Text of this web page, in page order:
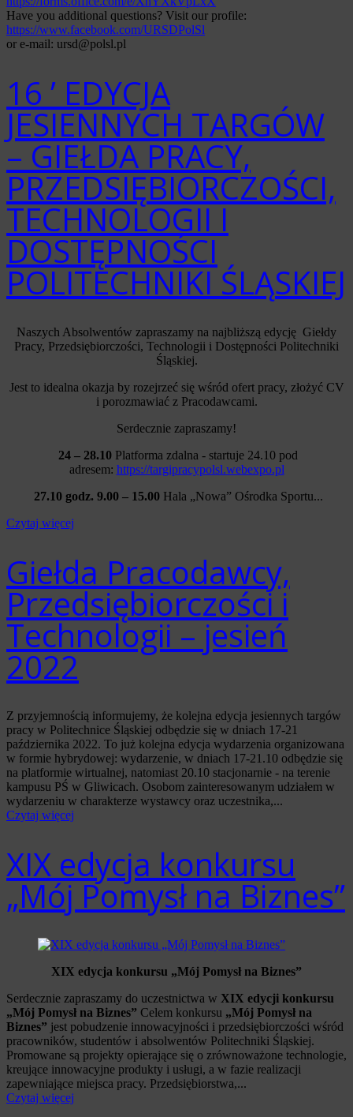
Have you additional questions? Visit our profile:
https://www.facebook.com/URSDPolSl
or e-mail: ursd@polsl.pl
16 ’ EDYCJA
JESIENNYCH TARGÓW
– GIEŁDA PRACY,
PRZEDSIĘBIORCZOŚCI,
TECHNOLOGII I
DOSTĘPNOŚCI
POLITECHNIKI ŚLĄSKIEJ
Naszych Absolwentów zapraszamy na najbliższą edycję Giełdy
Pracy, Przedsiębiorczości, Technologii i Dostępności Politechniki
Śląskiej.
Jest to idealna okazja by rozejrzeć się wśród ofert pracy, złożyć CV
i porozmawiać z Pracodawcami.
Serdecznie zapraszamy!
24 – 28.10 Platforma zdalna - startuje 24.10 pod
adresem: https://targipracypolsl.webexpo.pl
27.10 godz. 9.00 – 15.00 Hala „Nowa” Ośrodka Sportu...
Czytaj więcej
Giełda Pracodawcy,
Przedsiębiorczości i
Technologii – jesień
2022
Z przyjemnością informujemy, że kolejna edycja jesiennych targów
pracy w Politechnice Śląskiej odbędzie się w dniach 17-21
października 2022. To już kolejna edycja wydarzenia organizowana
w formie hybrydowej: wydarzenie, w dniach 17-21.10 odbędzie się
na platformie wirtualnej, natomiast 20.10 stacjonarnie - na terenie
kampusu PŚ w Gliwicach. Osobom zainteresowanym udziałem w
wydarzeniu w charakterze wystawcy oraz uczestnika,...
Czytaj więcej
XIX edycja konkursu
„Mój Pomysł na Biznes”
XIX edycja konkursu „Mój Pomysł na Biznes”
Serdecznie zapraszamy do uczestnictwa w XIX edycji konkursu
„Mój Pomysł na Biznes” Celem konkursu „Mój Pomysł na
Biznes” jest pobudzenie innowacyjności i przedsiębiorczości wśród
pracowników, studentów i absolwentów Politechniki Śląskiej.
Promowane są projekty opierające się o zrównoważone technologie,
kreujące innowacyjne produkty i usługi, a w fazie realizacji
zapewniające miejsca pracy. Przedsiębiorstwa,...
Czytaj więcej